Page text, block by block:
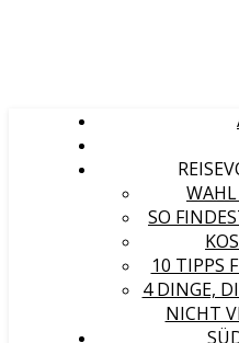
WAHL
SO
10 TIPPS
4 DINGE,
NICHT